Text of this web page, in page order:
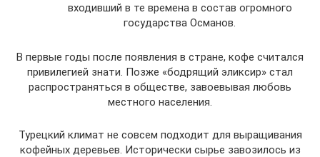
входивший в те времена в состав огромного
государства Османов.
В первые годы после появления в стране, кофе считался
привилегией знати. Позже «бодрящий эликсир» стал
распространяться в обществе, завоевывая любовь
местного населения.
Турецкий климат не совсем подходит для выращивания
кофейных деревьев. Исторически сырье завозилось из